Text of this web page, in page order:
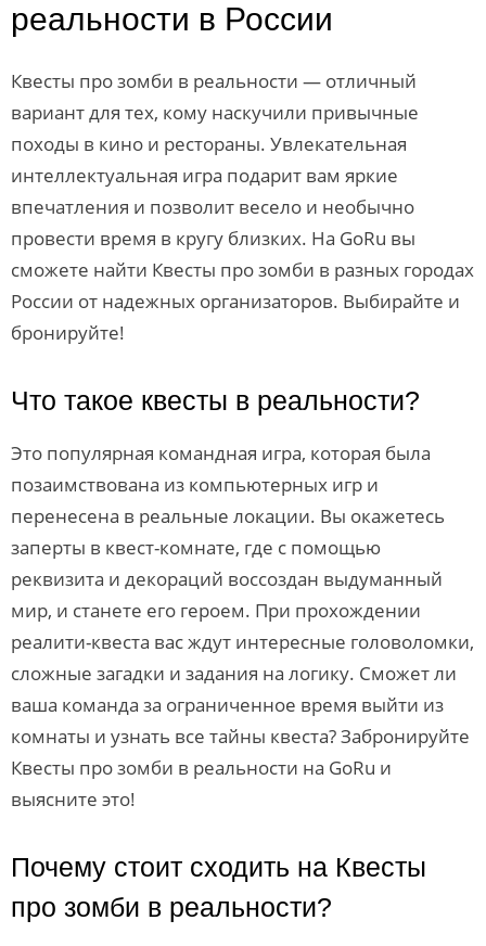
реальности в России
Квесты про зомби в реальности — отличный
вариант для тех, кому наскучили привычные
походы в кино и рестораны. Увлекательная
интеллектуальная игра подарит вам яркие
впечатления и позволит весело и необычно
провести время в кругу близких. На GoRu вы
сможете найти Квесты про зомби в разных городах
России от надежных организаторов. Выбирайте и
бронируйте!
Что такое квесты в реальности?
Это популярная командная игра, которая была
позаимствована из компьютерных игр и
перенесена в реальные локации. Вы окажетесь
заперты в квест-комнате, где с помощью
реквизита и декораций воссоздан выдуманный
мир, и станете его героем. При прохождении
реалити-квеста вас ждут интересные головоломки,
сложные загадки и задания на логику. Сможет ли
ваша команда за ограниченное время выйти из
комнаты и узнать все тайны квеста? Забронируйте
Квесты про зомби в реальности на GoRu и
выясните это!
Почему стоит сходить на Квесты
про зомби в реальности?